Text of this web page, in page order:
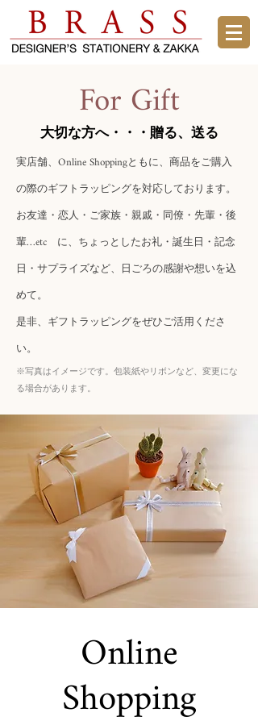
For Gift
​大切な方へ・・・贈る、送る
実店舗、Online Shoppingともに、商品をご購入
の際のギフトラッピングを対応しております。
お友達・恋人・ご家族・親戚・同僚・先輩・後
輩…etc に、ちょっとしたお礼・誕生日・記念
日・サプライズなど、日ごろの感謝や想いを込
めて。
是非、ギフトラッピングをぜひご活用くださ
い。
※写真はイメージです。包装紙やリボンなど、変更にな
る場合があります。
Online
Shopping